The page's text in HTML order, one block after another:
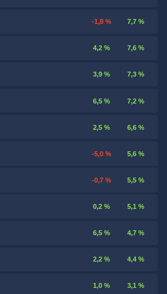
-1,8 % 7,7 %
4,2 % 7,6 %
3,9 % 7,3 %
6,5 % 7,2 %
2,5 % 6,6 %
-5,0 % 5,6 %
-0,7 % 5,5 %
0,2 % 5,1 %
6,5 % 4,7 %
2,2 % 4,4 %
1,0 % 3,1 %